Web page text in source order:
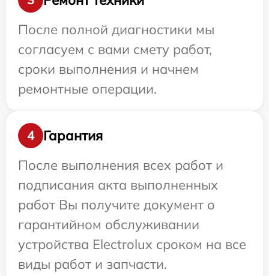
После полной диагностики мы
согласуем с вами смету работ,
сроки выполнения и начнем
ремонтные операции.
4
Гарантия
После выполнения всех работ и
подписания акта выполненных
работ Вы получите документ о
гарантийном обслуживании
устройства Electrolux сроком на все
виды работ и запчасти.